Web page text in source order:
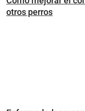
otros perros